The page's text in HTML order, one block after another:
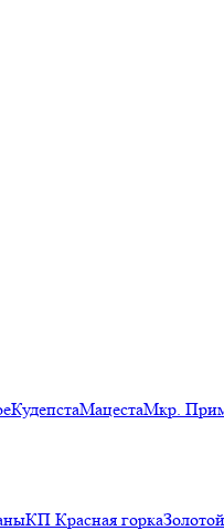
КудепстаМацестаМкр.
КП Красная горка